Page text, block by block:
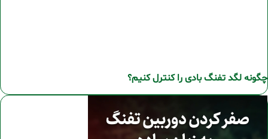
چگونه لگد تفنگ بادی را کنترل کنیم؟